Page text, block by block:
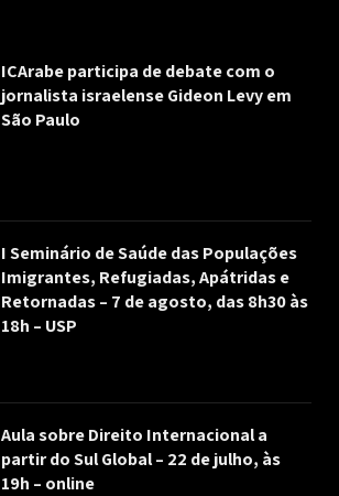
ICArabe participa de debate com o
jornalista israelense Gideon Levy em
São Paulo
I Seminário de Saúde das Populações
Imigrantes, Refugiadas, Apátridas e
Retornadas – 7 de agosto, das 8h30 às
18h – USP
Aula sobre Direito Internacional a
partir do Sul Global – 22 de julho, às
19h – online